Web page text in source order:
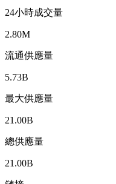
24小時成交量
2.80M
流通供應量
5.73B
最大供應量
21.00B
總供應量
21.00B